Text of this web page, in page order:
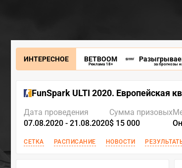
ИНТЕРЕСНОЕ BETBOOM
Реклама 18+ за прогнозы
FunSpark ULTI 2020. Европейская
Дата проведения
07.08.2020 - 21.08.2020
Сумма призовых
$ 15 000
СЕТКА РАСПИСАНИЕ НОВОСТИ